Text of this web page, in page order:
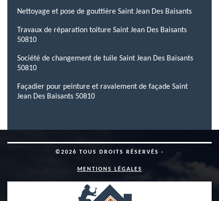
Nettoyage et pose de gouttière Saint Jean Des Baisants
Travaux de réparation toiture Saint Jean Des Baisants
50810
Société de changement de tuile Saint Jean Des Baisants
50810
Façadier pour peinture et ravalement de façade Saint
Jean Des Baisants 50810
©2026 TOUS DROITS RÉSERVÉS -
MENTIONS LÉGALES